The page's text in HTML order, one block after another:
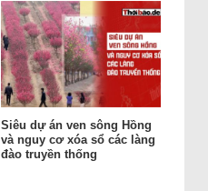
Siêu dự án ven sông Hồng
và nguy cơ xóa sổ các làng
đào truyền thống